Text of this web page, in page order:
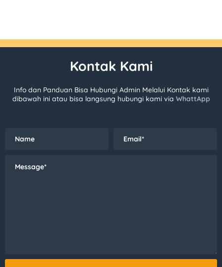
Kontak Kami
Info dan Panduan Bisa Hubungi Admin Melalui Kontak kami
dibawah ini atau bisa langsung hubungi kami via WhattApp